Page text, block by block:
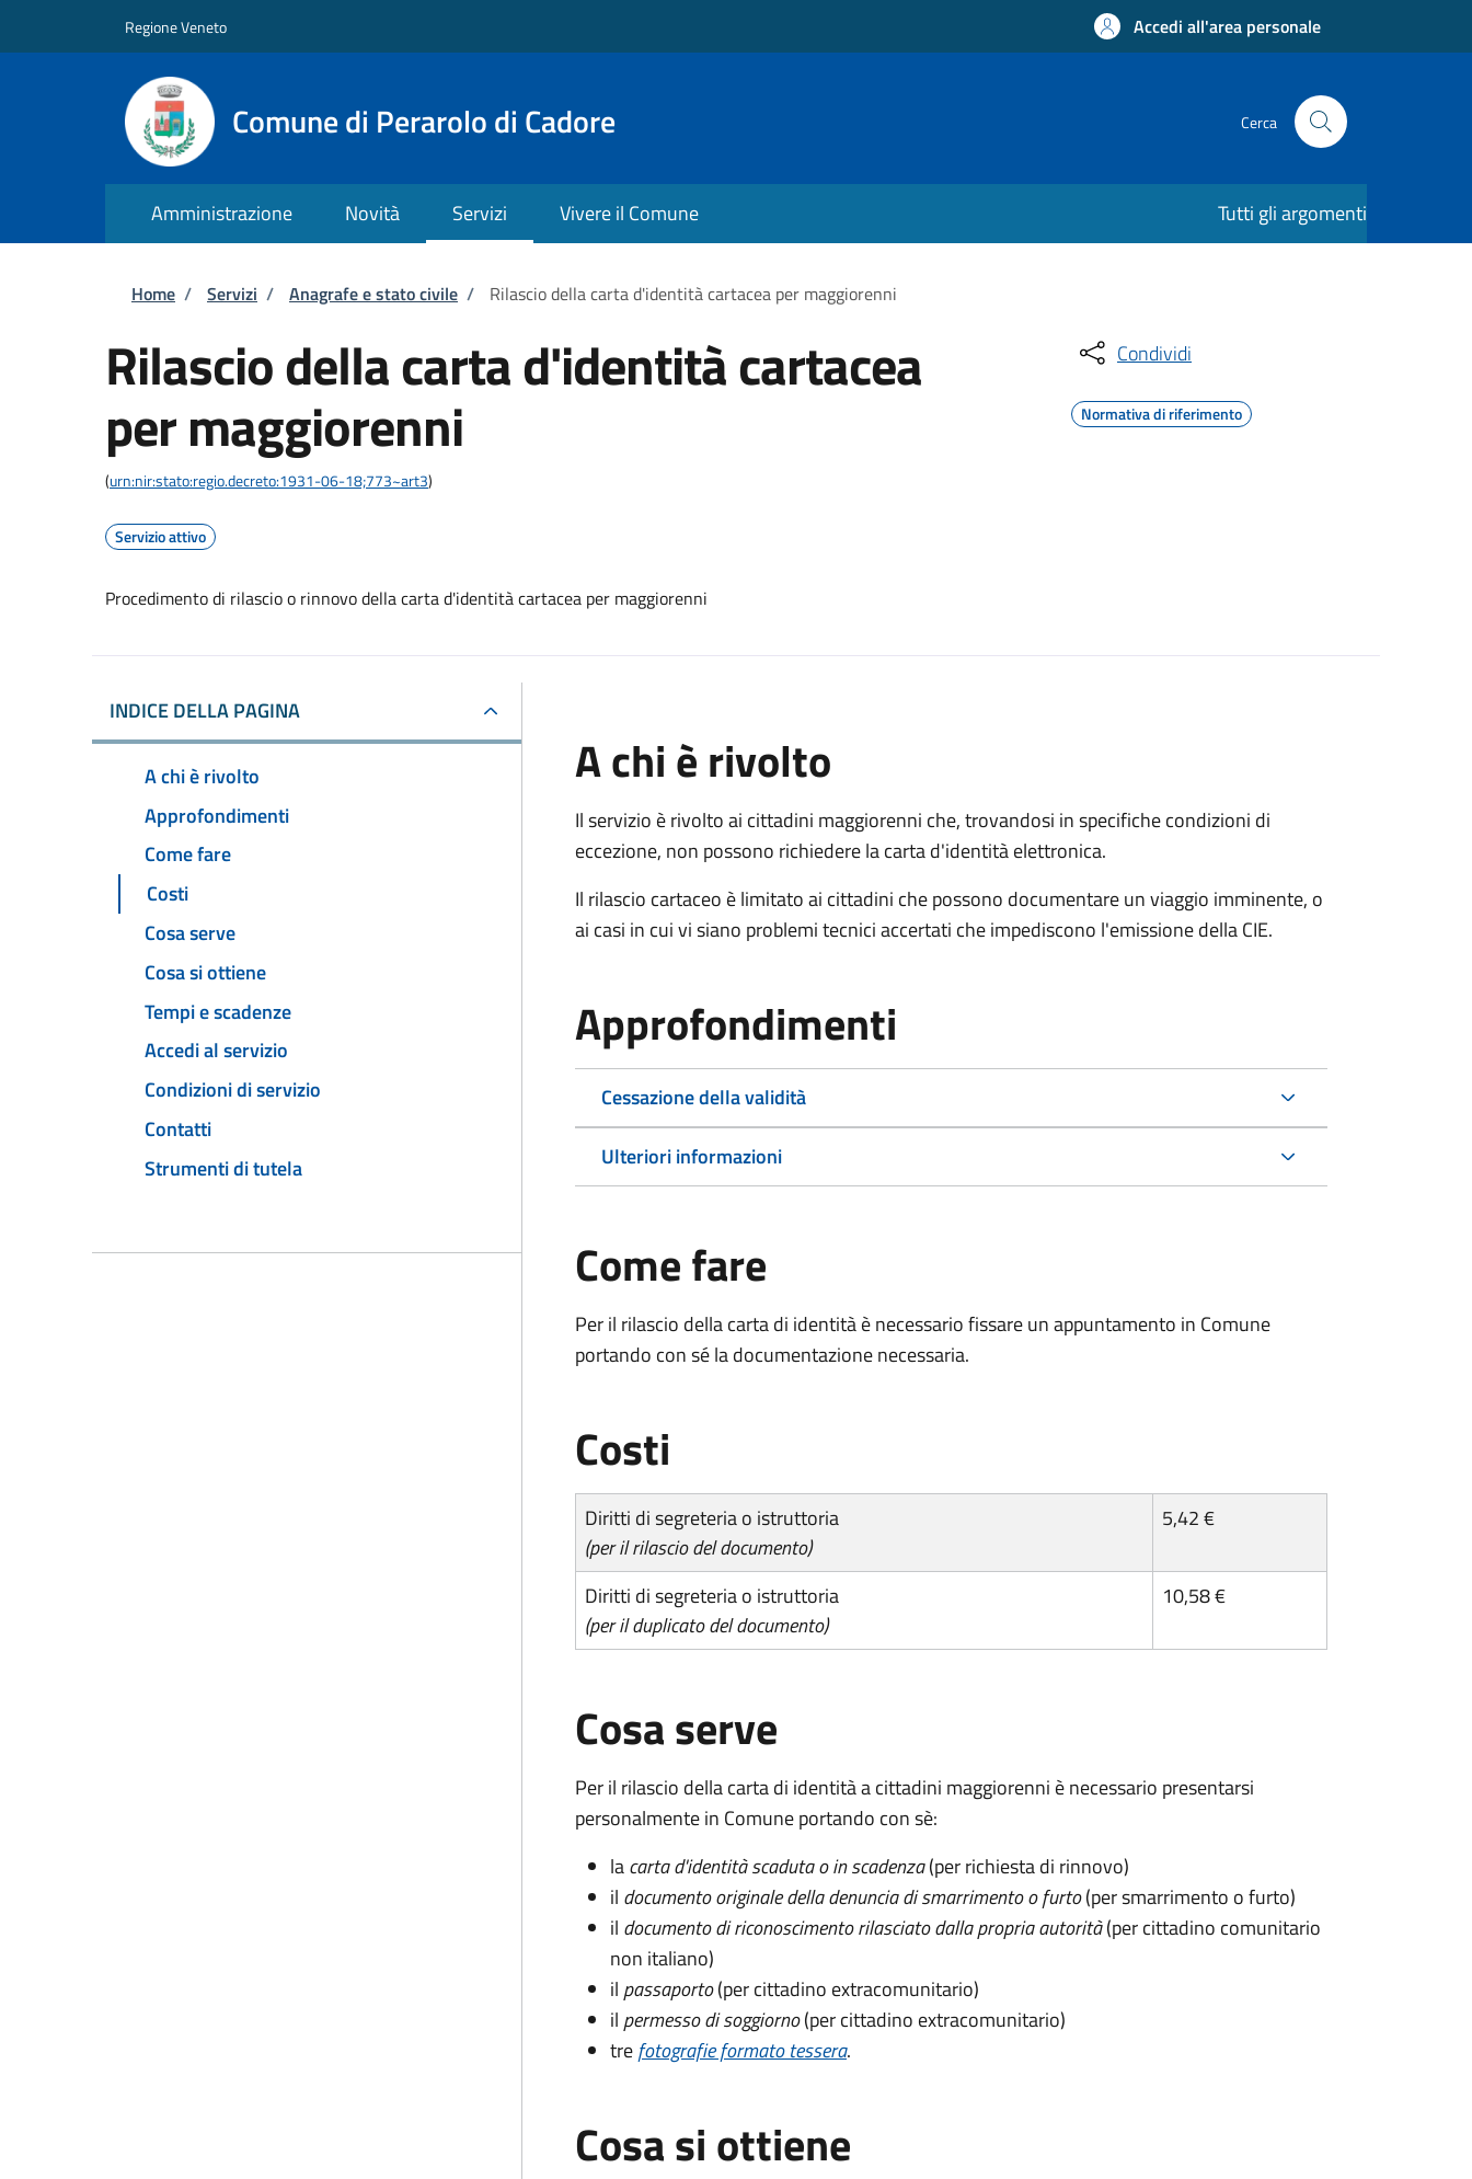
Regione Veneto Accedi all'area personale
Comune di Perarolo di Cadore Cerca
Amministrazione Novità Servizi Vivere il Comune Tutti gli argomenti
Briciole di pane
Home / Servizi / Anagrafe e stato civile / Rilascio della carta d'identità cartacea per maggiorenni
Rilascio della carta d'identità cartacea
per maggiorenni
(urn:nir:stato:regio.decreto:1931-06-18;773~art3)
Servizio attivo
Procedimento di rilascio o rinnovo della carta d'identità cartacea per maggiorenni
Condividi
Normativa di riferimento
INDICE DELLA PAGINA
A chi è rivolto
Approfondimenti
Come fare
Costi
Cosa serve
Cosa si ottiene
Tempi e scadenze
Accedi al servizio
Condizioni di servizio
Contatti
Strumenti di tutela
A chi è rivolto
Il servizio è rivolto ai cittadini maggiorenni che, trovandosi in specifiche condizioni di
eccezione, non possono richiedere la carta d'identità elettronica.
Il rilascio cartaceo è limitato ai cittadini che possono documentare un viaggio imminente, o
ai casi in cui vi siano problemi tecnici accertati che impediscono l'emissione della CIE.
Approfondimenti
Cessazione della validità
Ulteriori informazioni
Come fare
Per il rilascio della carta di identità è necessario fissare un appuntamento in Comune
portando con sé la documentazione necessaria.
Costi
Diritti di segreteria o istruttoria
(per il rilascio del documento)
5,42 €
Diritti di segreteria o istruttoria
(per il duplicato del documento)
10,58 €
Cosa serve
Per il rilascio della carta di identità a cittadini maggiorenni è necessario presentarsi
personalmente in Comune portando con sè:
lacarta d'identità scaduta o in scadenza(per richiesta di rinnovo)
il documento originale della denuncia di smarrimento o furto(per smarrimento o furto)
il documento di riconoscimento rilasciato dalla propria autorità(per cittadino comunitario
non italiano)
il passaporto(per cittadino extracomunitario)
il permesso di soggiorno(per cittadino extracomunitario)
trefotografie formato tessera.
Cosa si ottiene